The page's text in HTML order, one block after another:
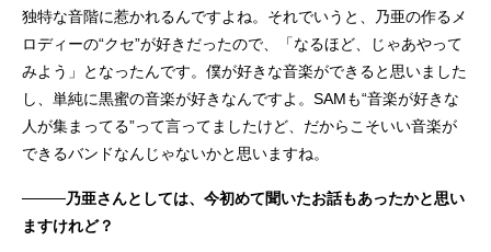
独特な音階に惹かれるんですよね。それでいうと、乃亜の作るメ
ロディーの“クセ”が好きだったので、「なるほど、じゃあやって
みよう」となったんです。僕が好きな音楽ができると思いました
し、単純に黒蜜の音楽が好きなんですよ。SAMも“音楽が好きな
人が集まってる”って言ってましたけど、だからこそいい音楽が
できるバンドなんじゃないかと思いますね。
────乃亜さんとしては、今初めて聞いたお話もあったかと思い
ますけれど？